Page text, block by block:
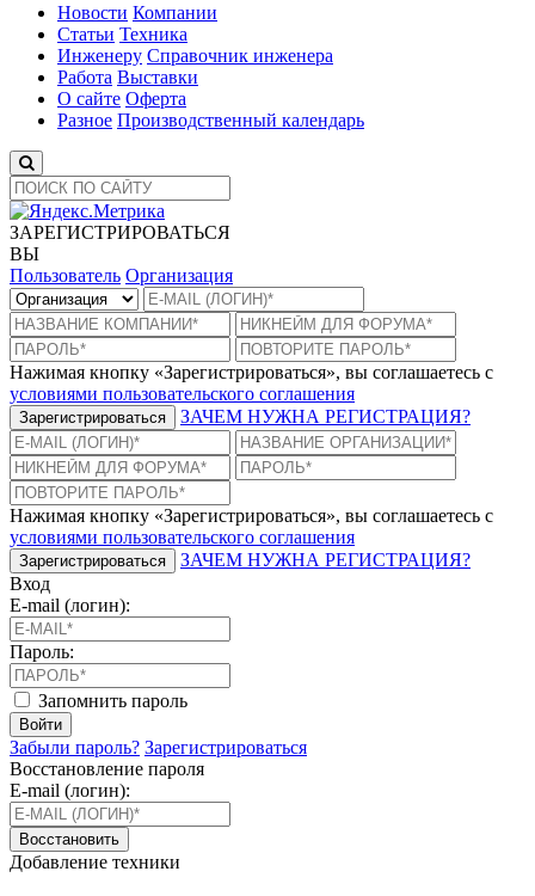
Новости Компании
Статьи Техника
Инженеру Справочник инженера
Работа Выставки
О сайте Оферта
Разное Производственный календарь
ЗАРЕГИСТРИРОВАТЬСЯ
ВЫ
Пользователь Организация
Нажимая кнопку «Зарегистрироваться», вы соглашаетесь с
условиями пользовательского соглашения
Зарегистрироваться ЗАЧЕМ НУЖНА РЕГИСТРАЦИЯ?
Нажимая кнопку «Зарегистрироваться», вы соглашаетесь с
условиями пользовательского соглашения
Зарегистрироваться
ЗАЧЕМ НУЖНА РЕГИСТРАЦИЯ?
Вход
E-mail (логин):
Пароль:
Запомнить пароль
Войти
Забыли пароль? Зарегистрироваться
Восстановление пароля
E-mail (логин):
Восстановить
Добавление техники